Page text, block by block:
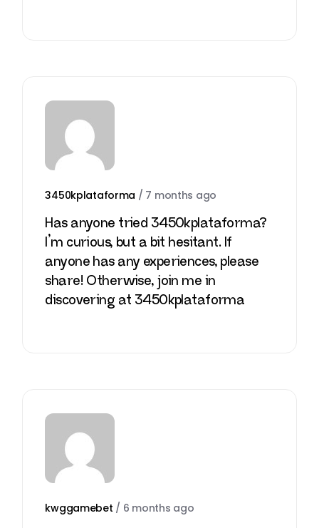
3450kplataforma / 7 months ago
Has anyone tried 3450kplataforma?
I’m curious, but a bit hesitant. If
anyone has any experiences, please
share! Otherwise, join me in
discovering at 3450kplataforma
kwggamebet / 6 months ago